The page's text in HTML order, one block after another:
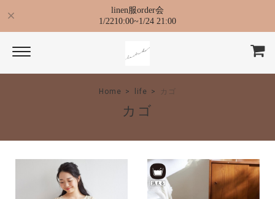
linen服order会
1/2210:00~1/24 21:00
Home life カゴ
カゴ